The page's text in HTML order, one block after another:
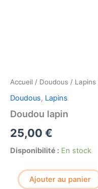
Accueil / Doudous / Lapins
Doudous, Lapins
Doudou lapin
25,00 €
Disponibilité : En stock
quantité
de
Ajouter au panier